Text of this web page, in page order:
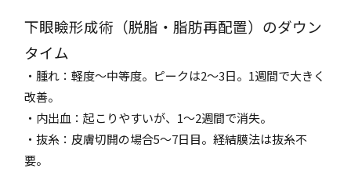
下眼瞼形成術（脱脂・脂肪再配置）のダウン
タイム
・腫れ：軽度～中等度。ピークは2～3日。1週間で大きく
改善。
・内出血：起こりやすいが、1～2週間で消失。
・抜糸：皮膚切開の場合5～7日目。経結膜法は抜糸不
要。